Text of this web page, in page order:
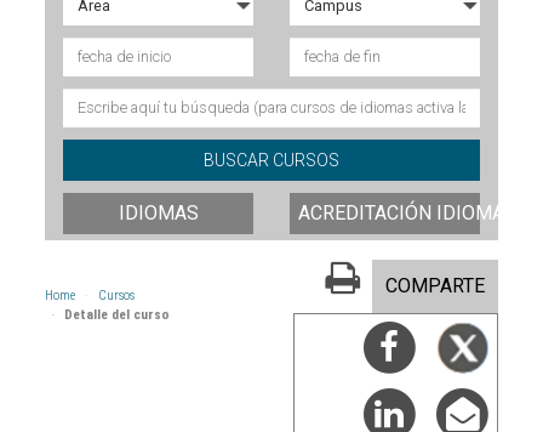
IDIOMAS ACREDITACIÓN IDIOMAS
Home
Cursos
Detalle del curso
COMPARTE